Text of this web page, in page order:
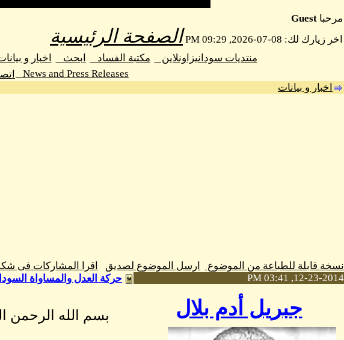
مرحبا Guest
اخر زيارك لك: 08-07-2026, 09:29 PM
الصفحة الرئيسية
منتديات سودانيزاونلاين مكتبة الفساد ابحث اخبار و
News and Press Releases
اخبار و بيانات
نسخة قابلة للطباعة من الموضوع ارسل الموضوع لصديق اقرا المشاركات فى
12-23-2014, 03:41 PM
جبريل أدم بلال
حركة العدل والمساواة
بسم الله الرحمن